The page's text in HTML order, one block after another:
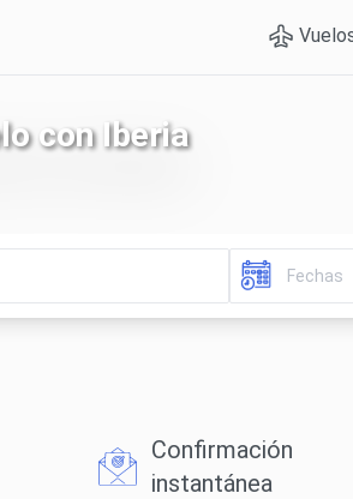
con Iberia
Confirmación
instantánea